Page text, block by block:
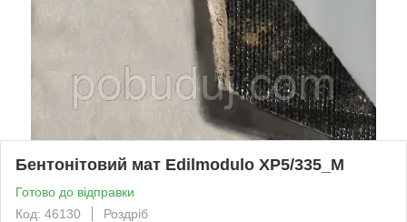
Бентонітовий мат Edilmodulo XP5/335_M
Готово до відправки
Код: 46130
Роздріб